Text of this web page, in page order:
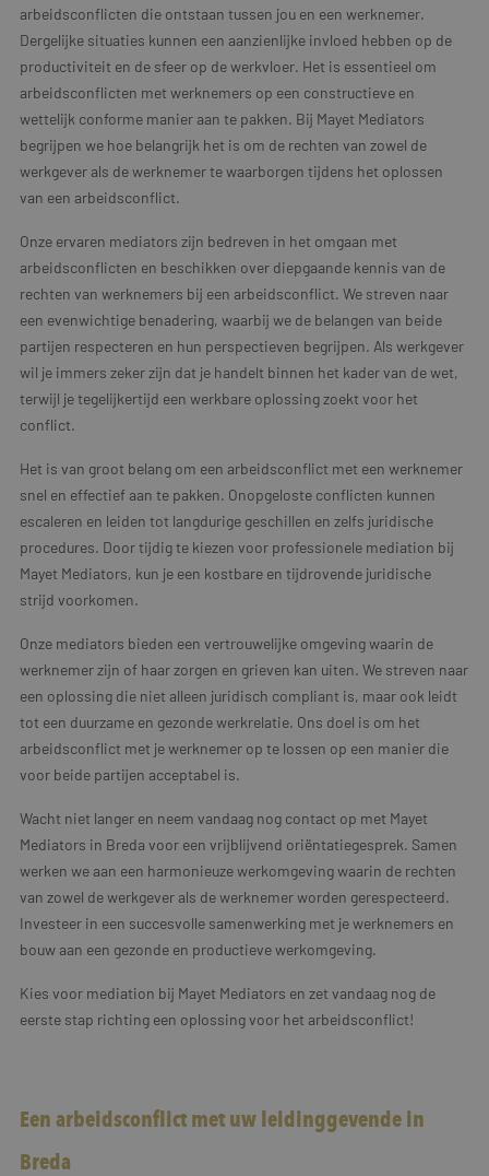
arbeidsconflicten die ontstaan tussen jou en een werknemer.
Dergelijke situaties kunnen een aanzienlijke invloed hebben op de
productiviteit en de sfeer op de werkvloer. Het is essentieel om
arbeidsconflicten met werknemers op een constructieve en
wettelijk conforme manier aan te pakken. Bij Mayet Mediators
begrijpen we hoe belangrijk het is om de rechten van zowel de
werkgever als de werknemer te waarborgen tijdens het oplossen
van een arbeidsconflict.
Onze ervaren mediators zijn bedreven in het omgaan met
arbeidsconflicten en beschikken over diepgaande kennis van de
rechten van werknemers bij een arbeidsconflict. We streven naar
een evenwichtige benadering, waarbij we de belangen van beide
partijen respecteren en hun perspectieven begrijpen. Als werkgever
wil je immers zeker zijn dat je handelt binnen het kader van de wet,
terwijl je tegelijkertijd een werkbare oplossing zoekt voor het
conflict.
Het is van groot belang om een arbeidsconflict met een werknemer
snel en effectief aan te pakken. Onopgeloste conflicten kunnen
escaleren en leiden tot langdurige geschillen en zelfs juridische
procedures. Door tijdig te kiezen voor professionele mediation bij
Mayet Mediators, kun je een kostbare en tijdrovende juridische
strijd voorkomen.
Onze mediators bieden een vertrouwelijke omgeving waarin de
werknemer zijn of haar zorgen en grieven kan uiten. We streven naar
een oplossing die niet alleen juridisch compliant is, maar ook leidt
tot een duurzame en gezonde werkrelatie. Ons doel is om het
arbeidsconflict met je werknemer op te lossen op een manier die
voor beide partijen acceptabel is.
Wacht niet langer en neem vandaag nog contact op met Mayet
Mediators in Breda voor een vrijblijvend oriëntatiegesprek. Samen
werken we aan een harmonieuze werkomgeving waarin de rechten
van zowel de werkgever als de werknemer worden gerespecteerd.
Investeer in een succesvolle samenwerking met je werknemers en
bouw aan een gezonde en productieve werkomgeving.
Kies voor mediation bij Mayet Mediators en zet vandaag nog de
eerste stap richting een oplossing voor het arbeidsconflict!
Een arbeidsconflict met uw leidinggevende in
Breda